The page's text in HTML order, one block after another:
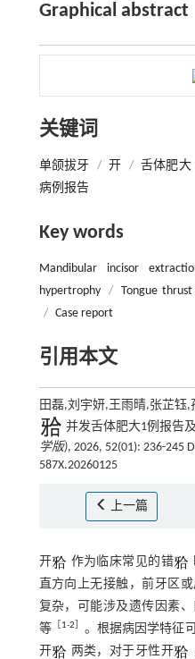
Graphical abstract
关键词
单颌拔牙 / 开 / 舌体肥大
病例报告
Key words
Mandibular incisor
hypertrophy
/ Tongue
/ Case report
引用本文
田磊,刘宇妍,王雨晴,张芷钰
并发舌体肥大1例报告
学版), 2026, 52(01): 236-245
587X.20260125
上一篇
开 作为临床常见的错
直方向上无接触，前牙区
复杂，可能涉及遗传因素
等［ 1-2 。根据病因学特征
开
两类，对于牙性开